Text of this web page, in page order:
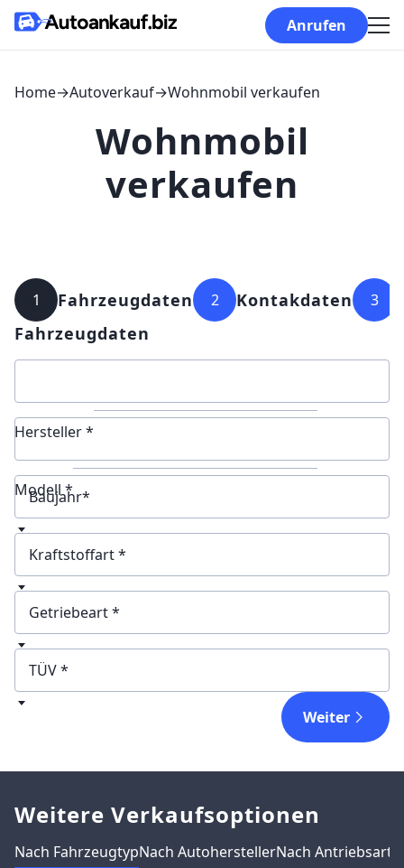
Skip to content
Anrufen
Home→Autoverkauf→Wohnmobil verkaufen
Wohnmobil
verkaufen
1 Fahrzeugdaten 2 Kontakdaten 3
Fahrzeugdaten
Hersteller *
Modell *
Baujahr
Kraftstoffart
Getriebeart
Weiter
Weitere Verkaufsoptionen
Nach FahrzeugtypNach AutoherstellerNach Antriebsart